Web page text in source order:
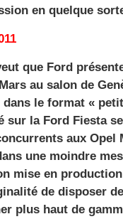
en quelque
que Ford
au salon de
le format «
sur la Ford Fiesta
aux Opel
une moindre
mise en
de disposer
plus haut de